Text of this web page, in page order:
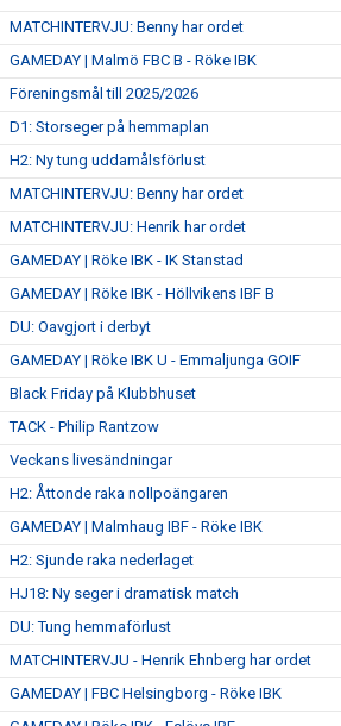
MATCHINTERVJU: Benny har ordet
GAMEDAY | Malmö FBC B - Röke IBK
Föreningsmål till 2025/2026
D1: Storseger på hemmaplan
H2: Ny tung uddamålsförlust
MATCHINTERVJU: Benny har ordet
MATCHINTERVJU: Henrik har ordet
GAMEDAY | Röke IBK - IK Stanstad
GAMEDAY | Röke IBK - Höllvikens IBF B
DU: Oavgjort i derbyt
GAMEDAY | Röke IBK U - Emmaljunga GOIF
Black Friday på Klubbhuset
TACK - Philip Rantzow
Veckans livesändningar
H2: Åttonde raka nollpoängaren
GAMEDAY | Malmhaug IBF - Röke IBK
H2: Sjunde raka nederlaget
HJ18: Ny seger i dramatisk match
DU: Tung hemmaförlust
MATCHINTERVJU - Henrik Ehnberg har ordet
GAMEDAY | FBC Helsingborg - Röke IBK